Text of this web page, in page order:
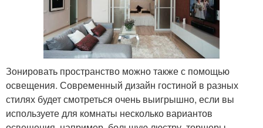
Зонировать пространство можно также с помощью
освещения. Современный дизайн гостиной в разных
стилях будет смотреться очень выигрышно, если вы
используете для комнаты несколько вариантов